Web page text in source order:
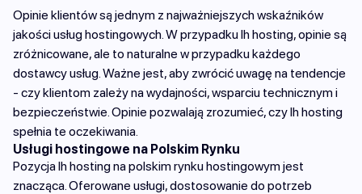
Opinie klientów są jednym z najważniejszych wskaźników
jakości usług hostingowych. W przypadku lh hosting, opinie są
zróżnicowane, ale to naturalne w przypadku każdego
dostawcy usług. Ważne jest, aby zwrócić uwagę na tendencje
- czy klientom zależy na wydajności, wsparciu technicznym i
bezpieczeństwie. Opinie pozwalają zrozumieć, czy lh hosting
spełnia te oczekiwania.
Usługi hostingowe na Polskim Rynku
Pozycja lh hosting na polskim rynku hostingowym jest
znacząca. Oferowane usługi, dostosowanie do potrzeb